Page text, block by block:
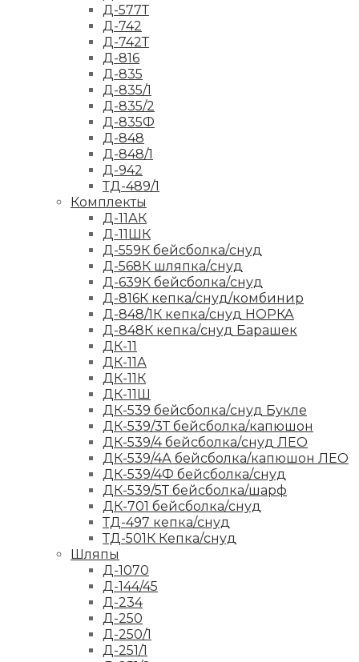
Д-577Т
Д-742
Д-742Т
Д-816
Д-835
Д-835/1
Д-835/2
Д-835Ф
Д-848
Д-848/1
Д-942
ТД-489/1
Комплекты
Д-11АК
Д-11ШК
Д-559К бейсболка/снуд
Д-568К шляпка/снуд
Д-639К бейсболка/снуд
Д-816К кепка/снуд/комбинир
Д-848/1К кепка/снуд НОРКА
Д-848К кепка/снуд Барашек
ДК-11
ДК-11А
ДК-11К
ДК-11Ш
ДК-539 бейсболка/снуд Букле
ДК-539/3Т бейсболка/капюшон
ДК-539/4 бейсболка/снуд ЛЕО
ДК-539/4А бейсболка/капюшон ЛЕО
ДК-539/4Ф бейсболка/снуд
ДК-539/5Т бейсболка/шарф
ДК-701 бейсболка/снуд
ТД-497 кепка/снуд
ТД-501К Кепка/снуд
Шляпы
Д-1070
Д-144/45
Д-234
Д-250
Д-250/1
Д-251/1